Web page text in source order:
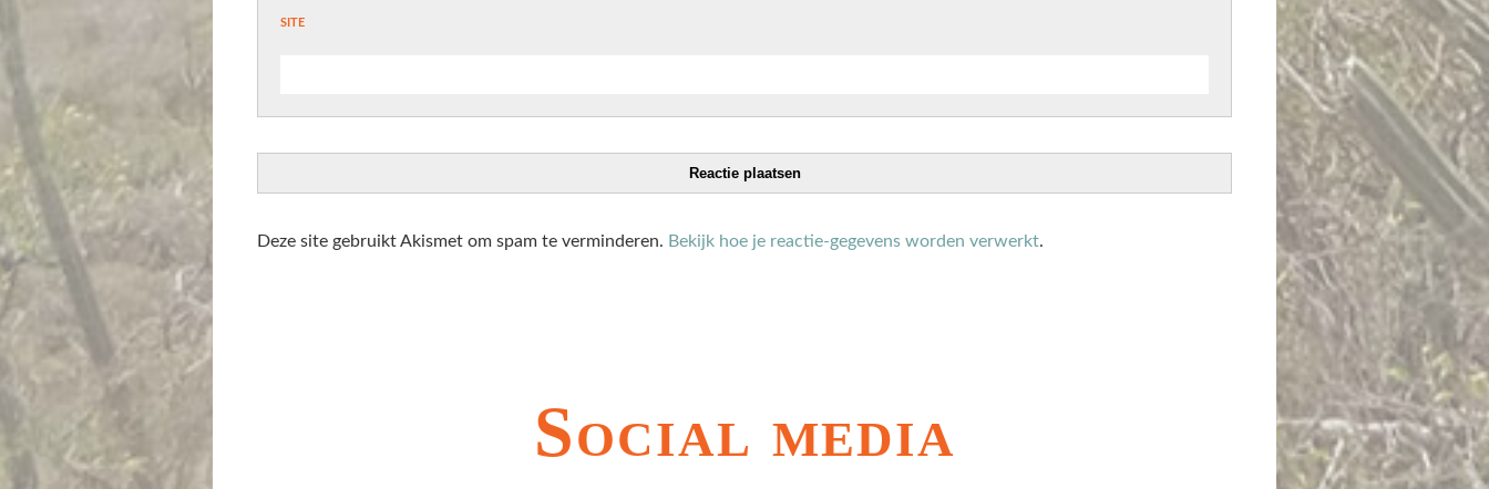
site
Deze site gebruikt Akismet om spam te verminderen. Bekijk hoe je reactie-gegevens worden verwerkt.
Social media